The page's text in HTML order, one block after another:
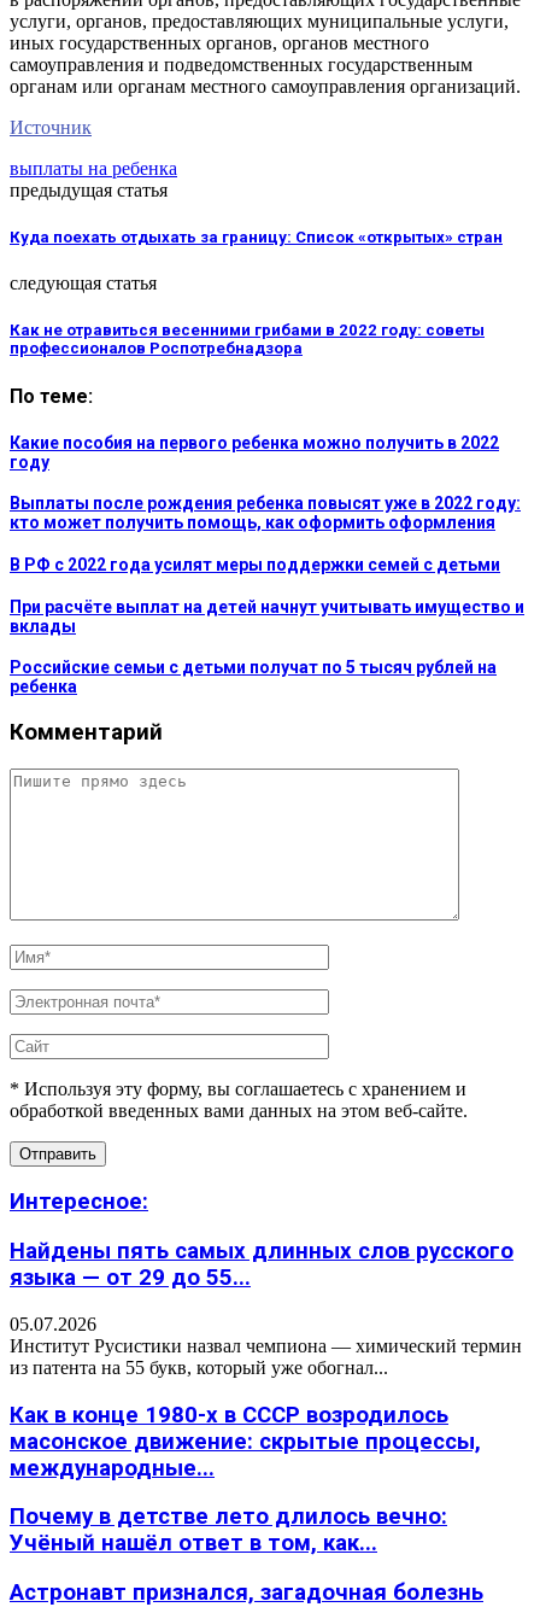
услуги, органов, предоставляющих муниципальные услуги,
иных государственных органов, органов местного
самоуправления и подведомственных государственным
органам или органам местного самоуправления организаций.
Источник
выплаты на ребенка
предыдущая статья
Куда поехать отдыхать за границу: Список «открытых» стран
следующая статья
Как не отравиться весенними грибами в 2022 году: советы
профессионалов Роспотребнадзора
По теме:
Какие пособия на первого ребенка можно получить в 2022
году
Выплаты после рождения ребенка повысят уже в 2022 году:
кто может получить помощь, как оформить оформления
В РФ с 2022 года усилят меры поддержки семей с детьми
При расчёте выплат на детей начнут учитывать имущество и
вклады
Российские семьи с детьми получат по 5 тысяч рублей на
ребенка
Комментарий
* Используя эту форму, вы соглашаетесь с хранением и
обработкой введенных вами данных на этом веб-сайте.
Интересное:
Найдены пять самых длинных слов русского
языка — от 29 до 55...
05.07.2026
Институт Русистики назвал чемпиона — химический термин
из патента на 55 букв, который уже обогнал...
Как в конце 1980-х в СССР возродилось
масонское движение: скрытые процессы,
международные...
Почему в детстве лето длилось вечно:
Учёный нашёл ответ в том, как...
Астронавт признался, загадочная болезнь